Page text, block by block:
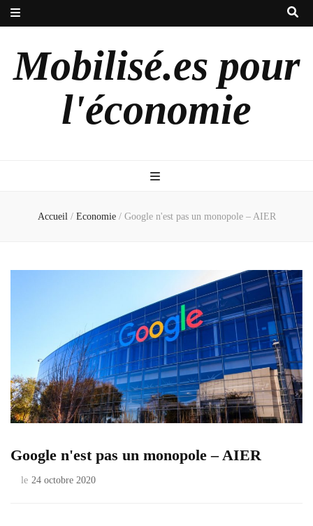
Mobilisé.es pour
l'économie
Accueil / Economie / Google n'est pas un monopole – AIER
Google n'est pas un monopole – AIER
le 24 octobre 2020